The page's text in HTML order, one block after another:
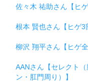
佐々木 祐助さん【ヒゲ
根本 賢也さん【ヒゲ3
柳沢 翔平さん【ヒゲ全
AANさん【セレクト
ン・肛門周り）】